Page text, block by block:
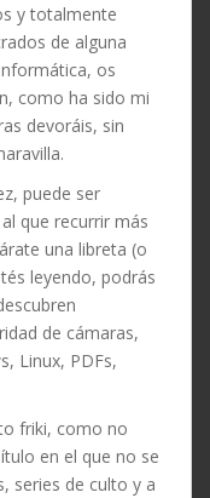
y totalmente
de alguna
os
como ha sido mi
devoráis, sin
puede ser
que recurrir más
una libreta (o
leyendo, podrás
de cámaras,
Linux, PDFs,
friki, como no
en el que no se
series de culto y a